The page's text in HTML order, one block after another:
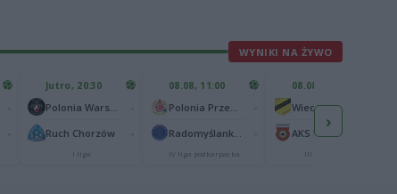
WYNIKI NA ŻYWO
Jutro, 20:30
Ruch Chorzów
I liga
08.08, 11:00
IV liga podkarpacka
08.08, 12:00
III liga, gr. IV
›